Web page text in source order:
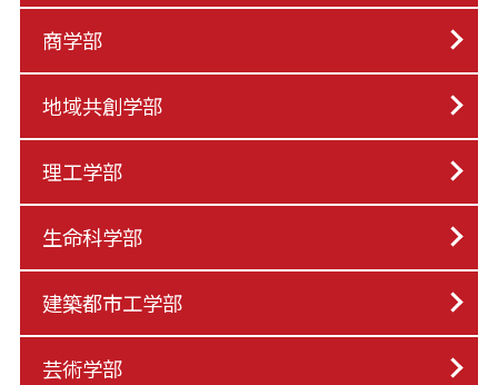
商学部
地域共創学部
理工学部
生命科学部
建築都市工学部
芸術学部